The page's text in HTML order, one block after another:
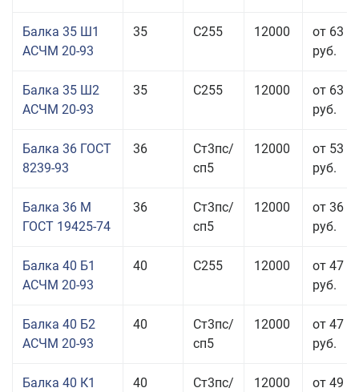
Балка 35 Ш1
АСЧМ 20-93
35 С255 12000
от 63
руб.
Балка 35 Ш2
АСЧМ 20-93
35 С255 12000
от 63
руб.
Балка 36 ГОСТ
8239-93
36
Ст3пс/
сп5
12000
от 53
руб.
Балка 36 М
ГОСТ 19425-74
36
Ст3пс/
сп5
12000
от 36
руб.
Балка 40 Б1
АСЧМ 20-93
40 С255 12000
от 47
руб.
Балка 40 Б2
АСЧМ 20-93
40
Ст3пс/
сп5
12000
от 47
руб.
Балка 40 К1
40
Ст3пс/
12000
от 49